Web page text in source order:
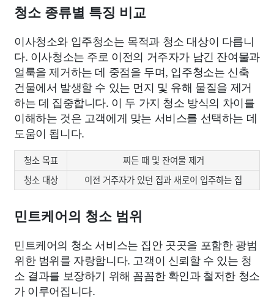
청소 종류별 특징 비교
이사청소와 입주청소는 목적과 청소 대상이 다릅니
다. 이사청소는 주로 이전의 거주자가 남긴 잔여물과
얼룩을 제거하는 데 중점을 두며, 입주청소는 신축
건물에서 발생할 수 있는 먼지 및 유해 물질을 제거
하는 데 집중합니다. 이 두 가지 청소 방식의 차이를
이해하는 것은 고객에게 맞는 서비스를 선택하는 데
도움이 됩니다.
청소 목표
찌든 때 및 잔여물 제거
청소 대상
이전 거주자가 있던 집과 새로이 입주하는 집
민트케어의 청소 범위
민트케어의 청소 서비스는 집안 곳곳을 포함한 광범
위한 범위를 자랑합니다. 고객이 신뢰할 수 있는 청
소 결과를 보장하기 위해 꼼꼼한 확인과 철저한 청소
가 이루어집니다.